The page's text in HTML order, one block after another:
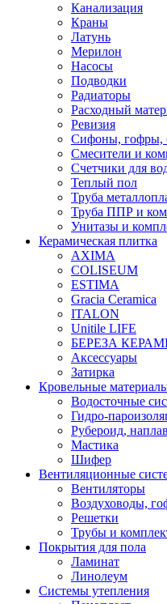
Канализация
Краны
Латунь
Мерилон
Насосы
Подводки
Радиаторы
Расходный
Ревизия
Сифоны, гофры,
Смесители и
Счетчики для
Теплый пол
Труба
Труба ППР и
Унитазы и
Керамическая плитка
AXIMA
COLISEUM
ESTIMA
Gracia Ceramica
ITALON
Unitile LIFE
БЕРЕЗА
Аксессуары
Затирка
Кровельные
Водосточные
Гидро-
Рубероид,
Мастика
Шифер
Вентиляционные
Вентиляторы
Воздуховоды,
Решетки
Трубы и
Покрытия для пола
Ламинат
Линолеум
Системы утепления